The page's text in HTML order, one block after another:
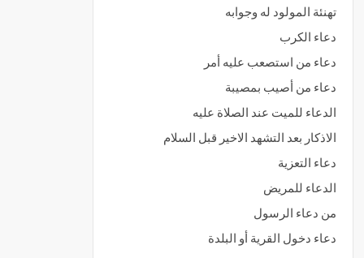
تهنئة المولود له وجوابه
دعاء الكرب
دعاء من استصعب عليه أمر
دعاء من أصيب بمصيبة
الدعاء للميت عند الصلاة عليه
الاذكار بعد التشهد الاخير قبل السلام
دعاء التعزية
الدعاء للمريض
من دعاء الرسول
دعاء دخول القرية أو البلدة